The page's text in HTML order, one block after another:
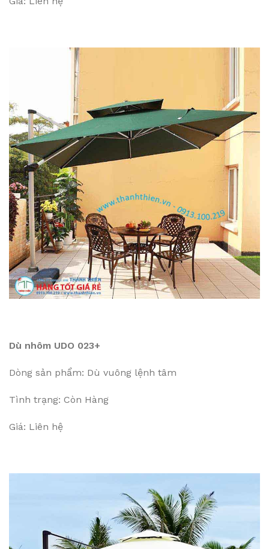
Dù nhôm UDO 023+
Dòng sản phẩm: Dù vuông lệnh tâm
Tình trạng: Còn Hàng
Giá: Liên hệ